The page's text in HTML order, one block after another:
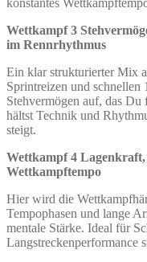
konstantes
Wettkampf 3
im Rennrhythmus
Ein klar strukturierter Mix
Sprintreizen und schnellen
Stehvermögen auf, das
hältst Technik und
steigt.
Wettkampf 4
Wettkampftempo
Hier wird die
Tempophasen und lange
mentale Stärke. Ideal für
Langstreckenperformance